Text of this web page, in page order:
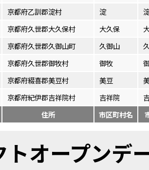
京都府乙訓郡淀村 淀
京都府久世郡大久保村 大久保
京都府久世郡久御山町 久御山
京都府久世郡御牧村 御牧
京都府綴喜郡美豆村 美豆
京都府紀伊郡吉祥院村 吉祥院
住所 市区町村名
トオープン